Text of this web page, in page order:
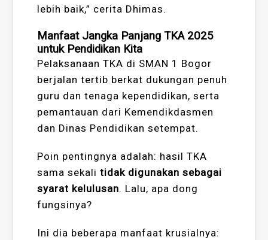
lebih baik,” cerita Dhimas.
Manfaat Jangka Panjang TKA 2025
untuk Pendidikan Kita
Pelaksanaan TKA di SMAN 1 Bogor
berjalan tertib berkat dukungan penuh
guru dan tenaga kependidikan, serta
pemantauan dari Kemendikdasmen
dan Dinas Pendidikan setempat.
Poin pentingnya adalah: hasil TKA
sama sekalitidak digunakan sebagai
syarat kelulusan. Lalu, apa dong
fungsinya?
Ini dia beberapa manfaat krusialnya: